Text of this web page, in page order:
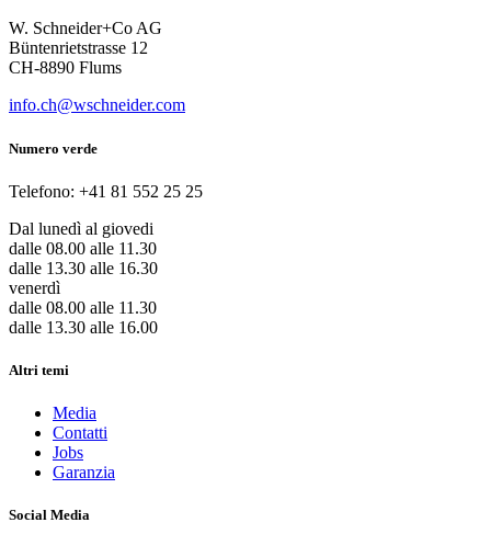
W. Schneider+Co AG
Büntenrietstrasse 12
CH-8890 Flums
info.ch@wschneider.com
Numero verde
Telefono: +41 81 552 25 25
Dal lunedì al giovedi
dalle 08.00 alle 11.30
dalle 13.30 alle 16.30
venerdì
dalle 08.00 alle 11.30
dalle 13.30 alle 16.00
Altri temi
Media
Contatti
Jobs
Garanzia
Social Media